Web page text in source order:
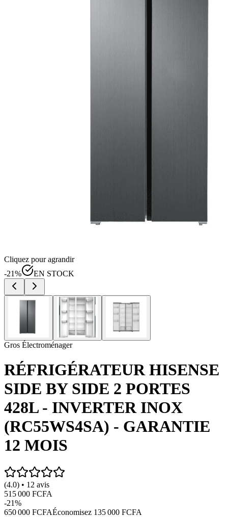
Cliquez pour agrandir
-21% EN STOCK
Gros Électroménager
RÉFRIGÉRATEUR HISENSE
SIDE BY SIDE 2 PORTES
428L - INVERTER INOX
(RC55WS4SA) - GARANTIE
12 MOIS
(4.0) • 12 avis
515 000 FCFA
-21%
650 000 FCFAÉconomisez 135 000 FCFA